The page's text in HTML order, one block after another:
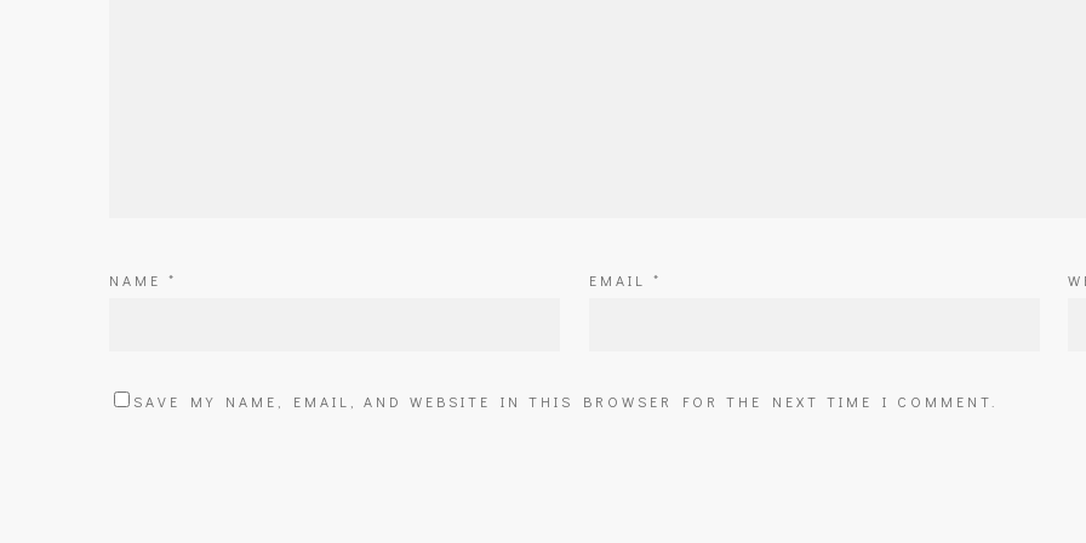
NAME * EMAIL *
SAVE MY NAME, EMAIL, AND WEBSITE IN THIS BROWSER FOR THE NEXT TIME I COMMENT.